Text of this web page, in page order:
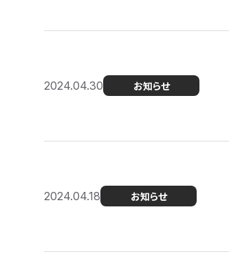
2024.04.30 お知らせ
2024.04.18 お知らせ